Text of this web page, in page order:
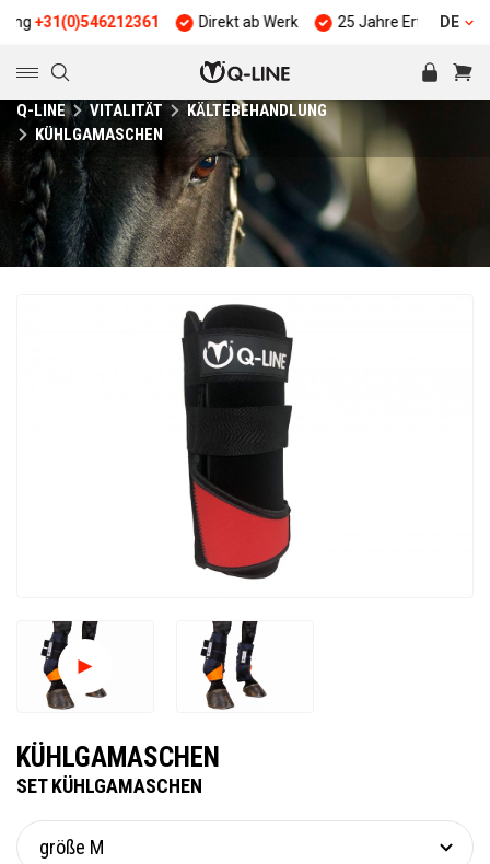
Direkt ab Werk 25 Jahre Erfahrung DE
Q-LINE VITALITÄT
KÄLTEBEHANDLUNG
KÜHLGAMASCHEN
KÜHLGAMASCHEN
SET KÜHLGAMASCHEN